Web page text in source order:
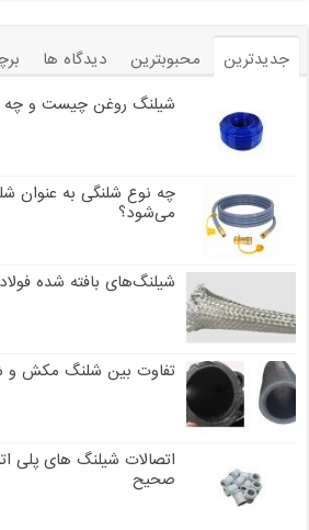
جدیدترین محبوبترین دیدگاه ها
شیلنگ روغن چیست و چه
چه نوع شلنگی به عنوان
می‌شود؟
شیلنگ‌های بافته شده
تفاوت بین شلنگ مکش و
اتصالات شیلنگ های پلی
صحیح